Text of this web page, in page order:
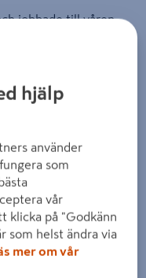
jobbade till våren
tillbaka 2007,
väcktes redan
på min
Jag brukade också
Djurberg, som drev
stolt historia.
Carl-Johan Djurberg
byggmästare
hjälp
använder
som
vår
klicka på "Godkänn
som helst ändra via
mer om vår